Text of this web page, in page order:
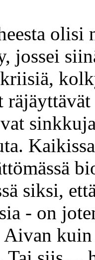
jossei
siksi,
- on